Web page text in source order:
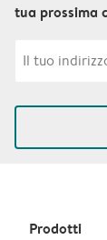
tua prossima
Prodotti